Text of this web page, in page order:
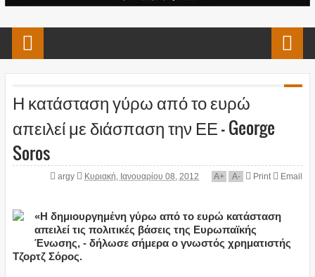
Η κατάσταση γύρω από το ευρώ
απειλεί με διάσπαση την ΕΕ - George
Soros
argy Κυριακή, Ιανουαρίου 08, 2012 A+ A- Print Email
«Η δημιουργημένη γύρω από το ευρώ κατάσταση
απειλεί τις πολιτικές βάσεις της Ευρωπαϊκής
Ένωσης, - δήλωσε σήμερα ο γνωστός χρηματιστής
Τζορτζ Σόρος.